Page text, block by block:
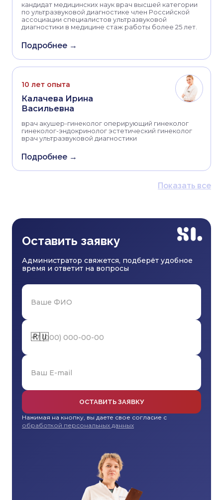
кандидат медицинских наук врач высшей категории
по ультразвуковой диагностике член Российской
ассоциации специалистов ультразвуковой
диагностики в медицине стаж работы более 25 лет.
Подробнее →
10 лет опыта
Калачева Ирина
Васильевна
врач акушер-гинеколог оперирующий гинеколог
гинеколог-эндокринолог эстетический гинеколог
врач ультразвуковой диагностики
Подробнее →
Показать все
Оставить заявку
Администратор свяжется, подберёт удобное
время и ответит на вопросы
🇷🇺
ОСТАВИТЬ ЗАЯВКУ
Нажимая на кнопку, вы даете свое согласие с
обработкой персональных данных